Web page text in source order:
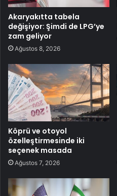
Akaryakıtta tabela
değişiyor: Şimdi de LPG’ye
zam geliyor
Ağustos 8, 2026
Köprü ve otoyol
özelleştirmesinde iki
seçenek masada
Ağustos 7, 2026